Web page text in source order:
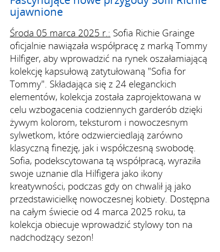
ujawnione
Środa 05 marca 2025 r.: Sofia Richie Grainge
oficjalnie nawiązała współpracę z marką Tommy
Hilfiger, aby wprowadzić na rynek oszałamiającą
kolekcję kapsułową zatytułowaną "Sofia for
Tommy". Składająca się z 24 eleganckich
elementów, kolekcja została zaprojektowana w
celu wzbogacenia codziennych garderób dzięki
żywym kolorom, teksturom i nowoczesnym
sylwetkom, które odzwierciedlają zarówno
klasyczną finezję, jak i współczesną swobodę.
Sofia, podekscytowana tą współpracą, wyraziła
swoje uznanie dla Hilfigera jako ikony
kreatywności, podczas gdy on chwalił ją jako
przedstawicielkę nowoczesnej kobiety. Dostępna
na całym świecie od 4 marca 2025 roku, ta
kolekcja obiecuje wprowadzić stylowy ton na
nadchodzący sezon!